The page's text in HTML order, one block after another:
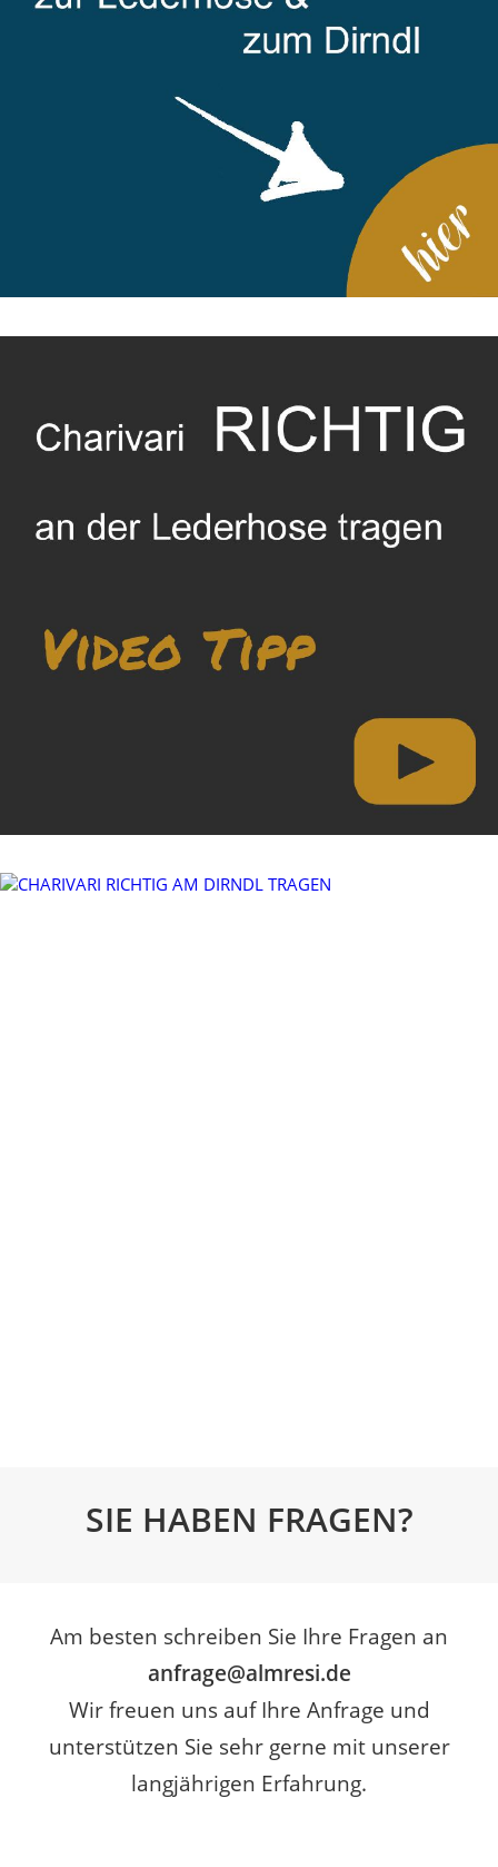
SIE HABEN FRAGEN?
Am besten schreiben Sie Ihre Fragen an
anfrage@almresi.de
Wir freuen uns auf Ihre Anfrage und
unterstützen Sie sehr gerne mit unserer
langjährigen Erfahrung.